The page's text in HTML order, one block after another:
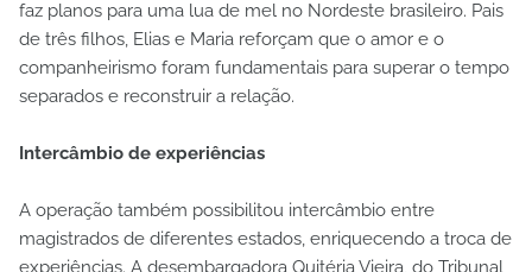
faz planos para uma lua de mel no Nordeste brasileiro. Pais
de três filhos, Elias e Maria reforçam que o amor e o
companheirismo foram fundamentais para superar o tempo
separados e reconstruir a relação.
Intercâmbio de experiências
A operação também possibilitou intercâmbio entre
magistrados de diferentes estados, enriquecendo a troca de
experiências. A desembargadora Quitéria Vieira, do Tribunal